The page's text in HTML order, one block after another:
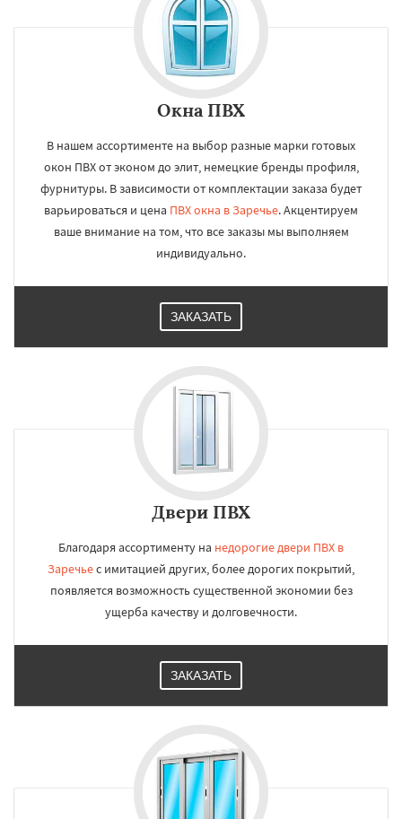
Окна ПВХ
В нашем ассортименте на выбор разные марки готовых
окон ПВХ от эконом до элит, немецкие бренды профиля,
фурнитуры. В зависимости от комплектации заказа будет
варьироваться и цена ПВХ окна в Заречье. Акцентируем
ваше внимание на том, что все заказы мы выполняем
индивидуально.
ЗАКАЗАТЬ
Двери ПВХ
Благодаря ассортименту на недорогие двери ПВХ в
Заречьес имитацией других, более дорогих покрытий,
появляется возможность существенной экономии без
ущерба качеству и долговечности.
ЗАКАЗАТЬ